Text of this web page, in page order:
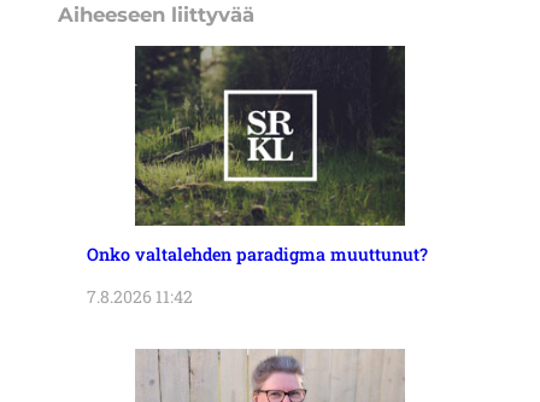
Aiheeseen liittyvää
Onko valtalehden paradigma muuttunut?
7.8.2026 11:42